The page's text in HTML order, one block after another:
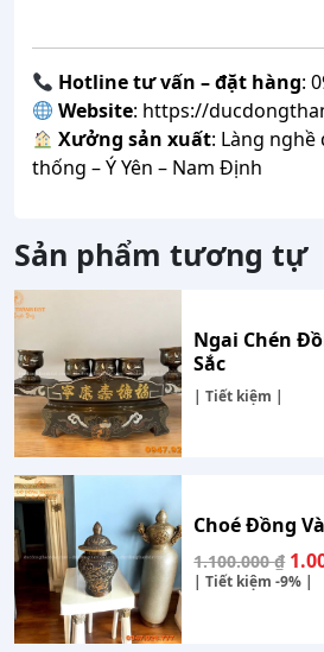
Hotline tư vấn – đặt hàng:
Website: https://
Xưởng sản xuất: Làng
thống – Ý Yên – Nam Định
Sản phẩm tương tự
Ngai Chén
Sắc
| Tiết kiệm |
Choé Đồng
1.100.000₫ Giá
gốc
| Tiết kiệm-9% |